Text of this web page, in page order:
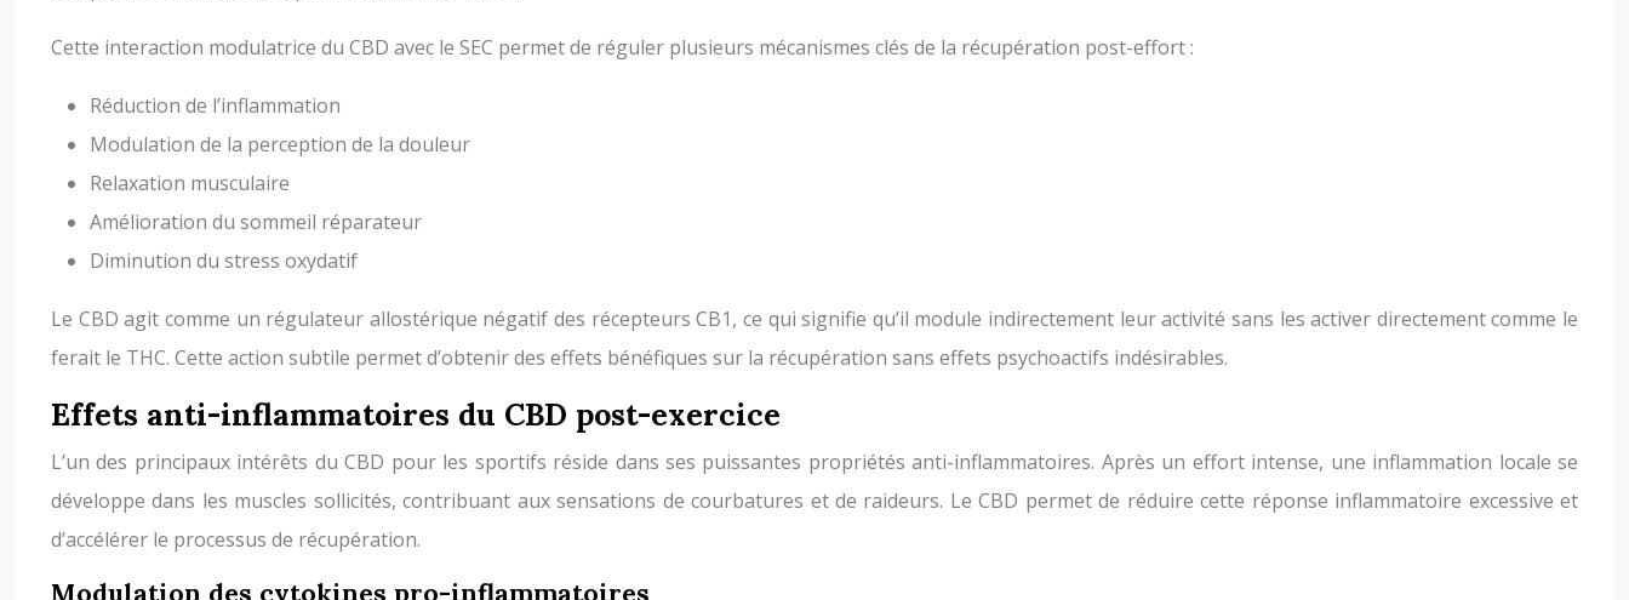
Cette interaction modulatrice du CBD avec le SEC permet de réguler plusieurs mécanismes clés de la récupération post-effort :
Réduction de l’inflammation
Modulation de la perception de la douleur
Relaxation musculaire
Amélioration du sommeil réparateur
Diminution du stress oxydatif
Le CBD agit comme un régulateur allostérique négatif des récepteurs CB1, ce qui signifie qu’il module indirectement leur activité sans les activer directement comme le
ferait le THC. Cette action subtile permet d’obtenir des effets bénéfiques sur la récupération sans effets psychoactifs indésirables.
Effets anti-inflammatoires du CBD post-exercice
L’un des principaux intérêts du CBD pour les sportifs réside dans ses puissantes propriétés anti-inflammatoires. Après un effort intense, une inflammation locale se
développe dans les muscles sollicités, contribuant aux sensations de courbatures et de raideurs. Le CBD permet de réduire cette réponse inflammatoire excessive et
d’accélérer le processus de récupération.
Modulation des cytokines pro-inflammatoires